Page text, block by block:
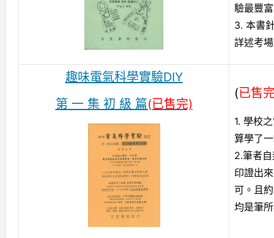
驗最豐
3. 本書
詳述考
趣味電氣科學實驗DIY
第 一 集 初 級 篇(已售完)
(已售
1. 學校
算學了
2.筆者
印證出
可。且
均是筆